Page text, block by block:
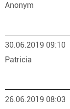
Anonym
30.06.2019 09:10
Patricia
26.06.2019 08:03